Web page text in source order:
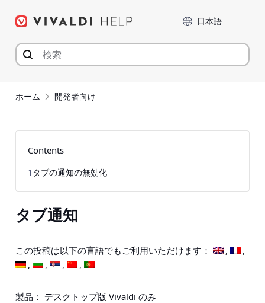
言語
ホーム 開発者向け
タブ通知
この投稿は以下の言語でもご利用いただけます：
製品： デスクトップ版 Vivaldi のみ
Contents
1 タブの通知の無効化